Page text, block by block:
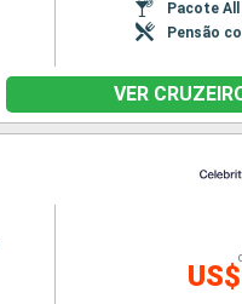
Pacote All
Pensão
VER